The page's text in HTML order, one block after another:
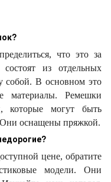
что это за
из отдельных
собой. В основном это
материалы. Ремешки
которые могут быть
оснащены пряжкой.
цене, обратите
модели. Они